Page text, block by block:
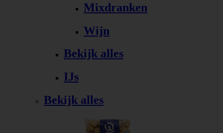
Mixdranken
Wijn
Bekijk alles
IJs
Bekijk alles